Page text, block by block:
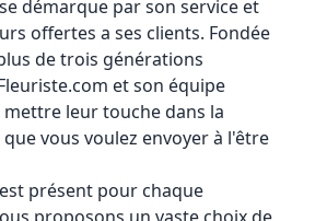
démarque par son service et
offertes a ses clients. Fondée
de trois générations
et son équipe
leur touche dans la
vous voulez envoyer à l'être
est présent pour chaque